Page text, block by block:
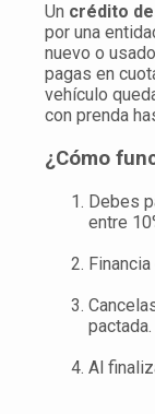
Un crédito
por una
nuevo o
pagas en
vehículo
con prenda
¿Cómo
Debes
entre
pactada.
Al